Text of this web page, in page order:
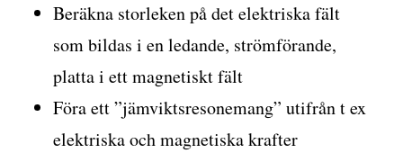
Beräkna storleken på det elektriska fält
som bildas i en ledande, strömförande,
platta i ett magnetiskt fält
Föra ett ”jämviktsresonemang” utifrån t ex
elektriska och magnetiska krafter